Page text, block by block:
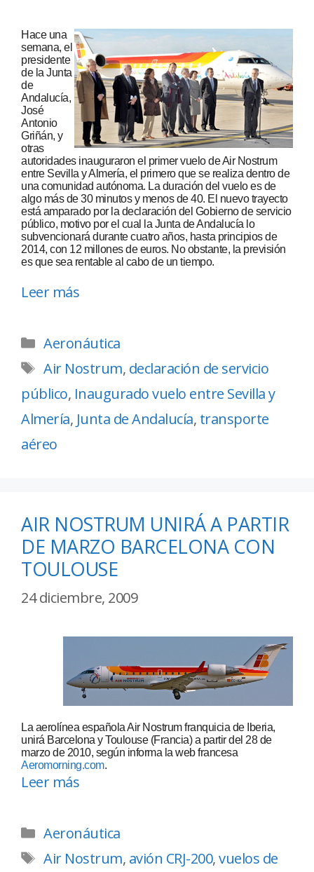
Hace una
semana, el
presidente
de la Junta
de
Andalucía,
José
Antonio
Griñán, y
otras
autoridades inauguraron el primer vuelo de Air Nostrum
entre Sevilla y Almería, el primero que se realiza dentro de
una comunidad autónoma. La duración del vuelo es de
algo más de 30 minutos y menos de 40. El nuevo trayecto
está amparado por la declaración del Gobierno de servicio
público, motivo por el cual la Junta de Andalucía lo
subvencionará durante cuatro años, hasta principios de
2014, con 12 millones de euros. No obstante, la previsión
es que sea rentable al cabo de un tiempo.
Leer más
Aeronáutica
Air Nostrum, declaración de servicio
público, Inaugurado vuelo entre Sevilla y
Almería, Junta de Andalucía, transporte
aéreo
AIR NOSTRUM UNIRÁ A PARTIR
DE MARZO BARCELONA CON
TOULOUSE
24 diciembre, 2009
La aerolínea española Air Nostrum franquicia de Iberia,
unirá Barcelona y Toulouse (Francia) a partir del 28 de
marzo de 2010, según informa la web francesa
Aeromorning.com.
Leer más
Aeronáutica
Air Nostrum, avión CRJ-200,vuelos de